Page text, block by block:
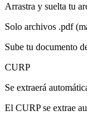
Arrastra y suelta tu
Solo archivos .pdf
Sube tu documento
CURP
Se extraerá
El CURP se extrae